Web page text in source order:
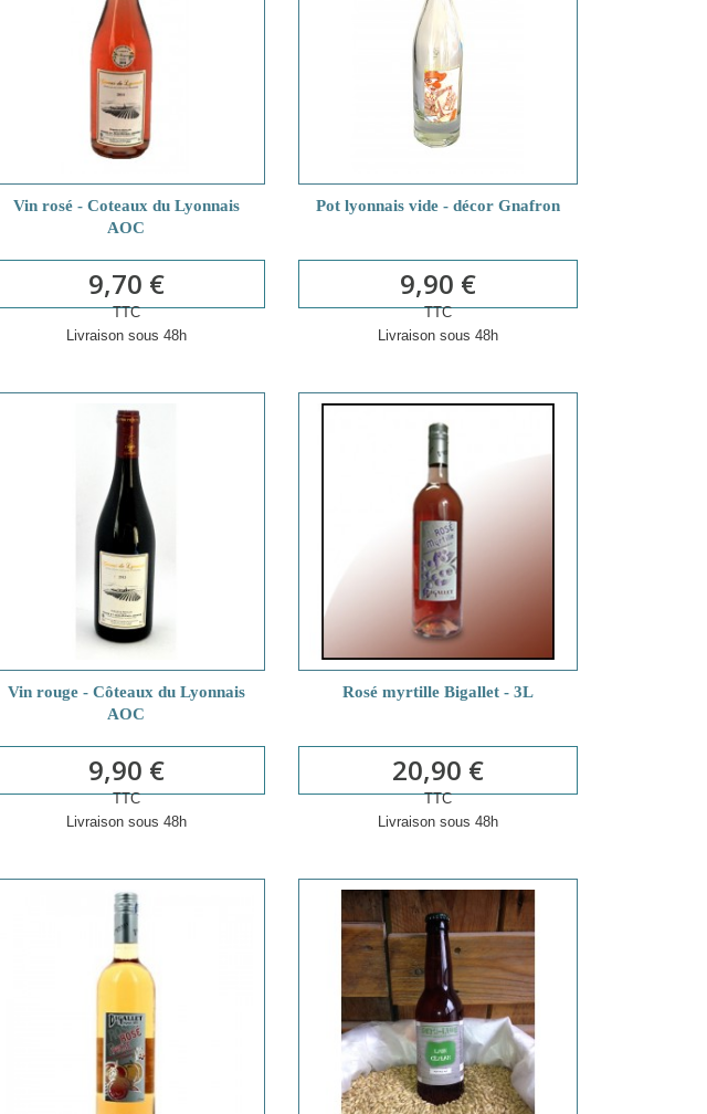
Vin rosé - Coteaux du Lyonnais
AOC
9,70 €
TTC
Livraison sous 48h
Pot lyonnais vide - décor Gnafron
9,90 €
TTC
Livraison sous 48h
Vin rouge - Côteaux du Lyonnais
AOC
9,90 €
TTC
Livraison sous 48h
Rosé myrtille Bigallet - 3L
20,90 €
TTC
Livraison sous 48h